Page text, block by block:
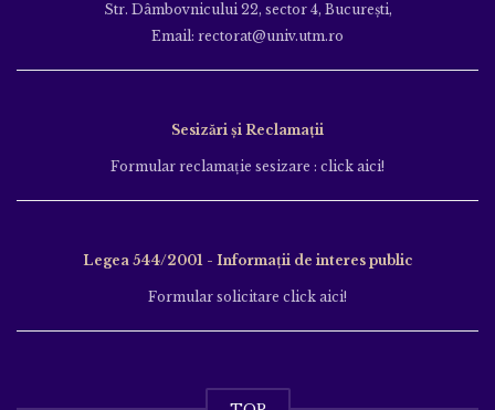
Str. Dâmbovnicului 22, sector 4, București,
Email: rectorat@univ.utm.ro
Sesizări și Reclamații
Formular reclamație sesizare : click aici!
Legea 544/2001 - Informații de interes public
Formular solicitare click aici!